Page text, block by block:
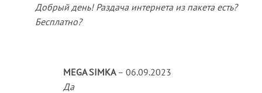
Добрый день! Раздача интернета из пакета есть?
Бесплатно?
MEGA SIMKA – 06.09.2023
Да